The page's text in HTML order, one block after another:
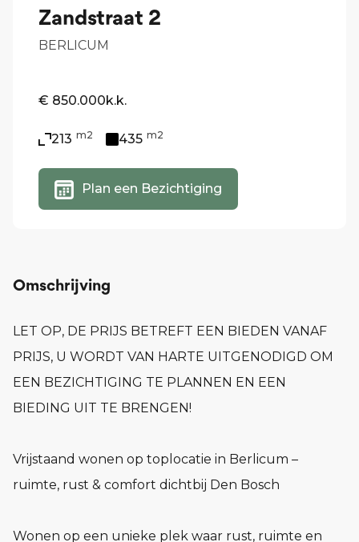
Zandstraat 2
BERLICUM
€ 850.000k.k.
213 m2 435 m2
Plan een Bezichtiging
Omschrijving
LET OP, DE PRIJS BETREFT EEN BIEDEN VANAF
PRIJS, U WORDT VAN HARTE UITGENODIGD OM
EEN BEZICHTIGING TE PLANNEN EN EEN
BIEDING UIT TE BRENGEN!
Vrijstaand wonen op toplocatie in Berlicum –
ruimte, rust & comfort dichtbij Den Bosch
Wonen op een unieke plek waar rust, ruimte en